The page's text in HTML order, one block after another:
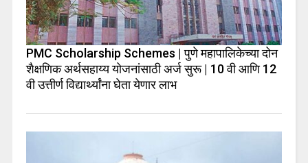
PMC Scholarship Schemes | पुणे महापालिकेच्या दोन
शैक्षणिक अर्थसहाय्य योजनांसाठी अर्ज सुरू | 10 वी आणि 12
वी उत्तीर्ण विद्यार्थ्यांना घेता येणार लाभ